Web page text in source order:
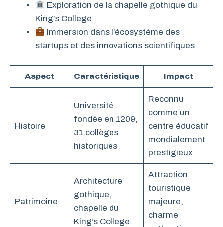
Exploration de la chapelle gothique du
King’s College
Immersion dans l’écosystème des
startups et des innovations scientifiques
Aspect Caractéristique Impact
Histoire
Université
fondée en 1209,
31 collèges
historiques
Reconnu
comme un
centre éducatif
mondialement
prestigieux
Patrimoine
Architecture
gothique,
chapelle du
King’s College
Attraction
touristique
majeure,
charme